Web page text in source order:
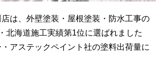
は、外壁塗装・屋根塗装・防水工事の
北海道施工実績第1位に選ばれました
アステックペイント社の塗料出荷量に